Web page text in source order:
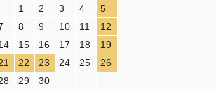
1
2 3 4
5
8 9 10 11
12
15 16 17 18
19
22 23 24 25
26
29
30